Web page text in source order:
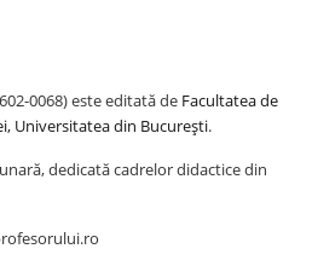
0068) este editată de Facultatea de
Universitatea din București.
dedicată cadrelor didactice din